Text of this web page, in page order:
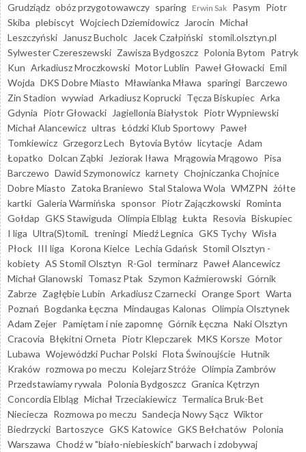
Grudziądz obóz przygotowawczy sparing Erwin Sak Pasym Piotr
Skiba plebiscyt Wojciech Dziemidowicz Jarocin Michał
Leszczyński
Janusz Bucholc Jacek Czałpiński stomil.olsztyn.pl
Sylwester Czereszewski Zawisza Bydgoszcz Polonia Bytom Patryk
Kun Arkadiusz Mroczkowski Motor Lublin Paweł Głowacki Emil
Wojda DKS Dobre Miasto Mławianka Mława sparingi Barczewo
Zin Stadion wywiad Arkadiusz Koprucki Tęcza Biskupiec Arka
Gdynia Piotr Głowacki Jagiellonia Białystok Piotr Wypniewski
Michał Alancewicz ultras Łódzki Klub Sportowy Paweł
Tomkiewicz Grzegorz Lech Bytovia Bytów licytacje Adam
Łopatko Dolcan Ząbki Jeziorak Iława Mrągowia Mrągowo Pisa
Barczewo Dawid Szymonowicz karnety Chojniczanka Chojnice
Dobre Miasto Zatoka Braniewo Stal Stalowa Wola WMZPN żółte
kartki Galeria Warmińska sponsor Piotr Zajączkowski Rominta
Gołdap GKS Stawiguda Olimpia Elbląg Łukta Resovia Biskupiec
I liga Ultra(S)tomiL treningi Miedź Legnica GKS Tychy Wisła
Płock III liga Korona Kielce Lechia Gdańsk Stomil Olsztyn -
kobiety AS Stomil Olsztyn R-Gol terminarz Paweł Alancewicz
Michał Glanowski Tomasz Ptak Szymon Kaźmierowski Górnik
Zabrze Zagłębie Lubin Arkadiusz Czarnecki Orange Sport Warta
Poznań Bogdanka Łęczna Mindaugas Kalonas Olimpia Olsztynek
Adam Zejer Pamiętam i nie zapomnę Górnik Łęczna Naki Olsztyn
Cracovia Błękitni Orneta Piotr Klepczarek MKS Korsze Motor
Lubawa Wojewódzki Puchar Polski Flota Świnoujście Hutnik
Kraków rozmowa po meczu Kolejarz Stróże Olimpia Zambrów
Przedstawiamy rywala Polonia Bydgoszcz Granica Kętrzyn
Concordia Elbląg Michał Trzeciakiewicz Termalica Bruk-Bet
Nieciecza Rozmowa po meczu Sandecja Nowy Sącz Wiktor
Biedrzycki Bartoszyce GKS Katowice GKS Bełchatów Polonia
Warszawa Chodź w "biało-niebieskich" barwach i zdobywaj